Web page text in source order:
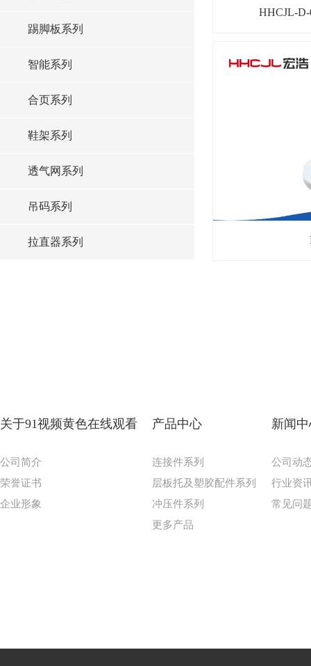
踢脚板系列
智能系列
合页系列
鞋架系列
透气网系列
吊码系列
拉直器系列
HHCJL-
关于91视频黄色在线观看
公司简介
荣誉证书
企业形象
产品中心
连接件系列
层板托及塑胶配件系列
冲压件系列
更多产品
新闻
公司动
行业资
常见问